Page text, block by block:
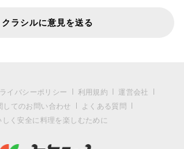
クラシルに意見を送る
イバシーポリシー 利用規約
運営会社
してのお問い合わせ
よくある質問
しく安全に料理を楽しむために